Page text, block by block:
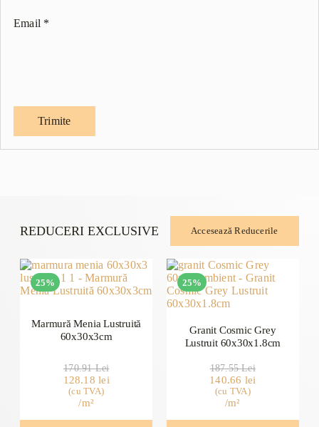
Email *
REDUCERI EXCLUSIVE Accesează Reducerile
25%
Marmură Menia Lustruită
60x30x3cm
170.91Lei
Prețul
inițial
a
fost:
128.18lei
Prețul
curent
este:
128.18 lei.
(cu TVA)
/m²
25%
Granit Cosmic Grey
Lustruit 60x30x1.8cm
187.55Lei
Prețul
inițial
a
fost:
140.66 lei
Prețul
curent
este:
140.66 lei.
(cu TVA)
/m²